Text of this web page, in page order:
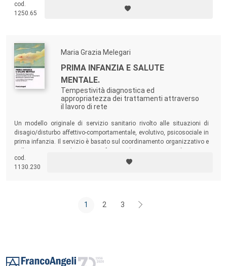
cod.
1250.65
Maria Grazia Melegari
PRIMA INFANZIA E SALUTE
MENTALE.
Tempestività diagnostica ed
appropriatezza dei trattamenti attraverso
il lavoro di rete
Un modello originale di servizio sanitario rivolto alle situazioni di
disagio/disturbo affettivo-comportamentale, evolutivo, psicosociale in
prima infanzia. Il servizio è basato sul coordinamento organizzativo e
dell’Azienda Sanitaria.
cod.
1130.230
1 2 3